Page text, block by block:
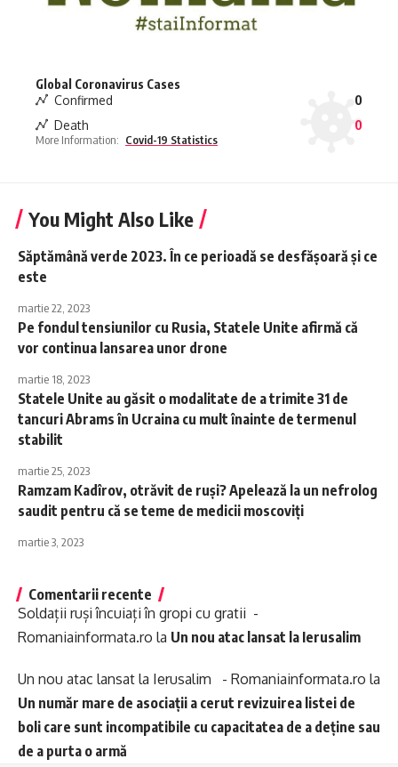
Global Coronavirus Cases
Confirmed
0
Death
0
More Information: Covid-19 Statistics
You Might Also Like
Săptămână verde 2023. În ce perioadă se desfășoară și ce
este
martie 22, 2023
Pe fondul tensiunilor cu Rusia, Statele Unite afirmă că
vor continua lansarea unor drone
martie 18, 2023
Statele Unite au găsit o modalitate de a trimite 31 de
tancuri Abrams în Ucraina cu mult înainte de termenul
stabilit
martie 25, 2023
Ramzam Kadîrov, otrăvit de ruși? Apelează la un nefrolog
saudit pentru că se teme de medicii moscoviți
martie 3, 2023
Comentarii recente
Soldații ruși încuiați în gropi cu gratii -
Romaniainformata.ro la Un nou atac lansat la Ierusalim
Un nou atac lansat la Ierusalim - Romaniainformata.ro la
Un număr mare de asociații a cerut revizuirea listei de
boli care sunt incompatibile cu capacitatea de a deține sau
de a purta o armă